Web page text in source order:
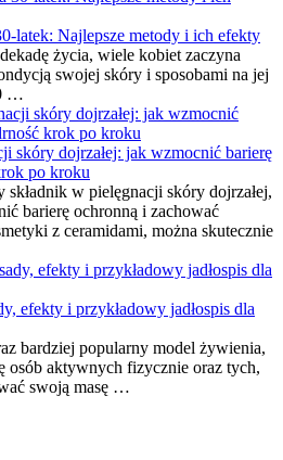
latek: Najlepsze metody i ich efekty
życia, wiele kobiet zaczyna
swojej skóry i sposobami na jej
…
skóry dojrzałej: jak wzmocnić barierę
po kroku
w pielęgnacji skóry dojrzałej,
barierę ochronną i zachować
z ceramidami, można skutecznie
efekty i przykładowy jadłospis dla
bardziej popularny model żywienia,
osób aktywnych fizycznie oraz tych,
swoją masę …